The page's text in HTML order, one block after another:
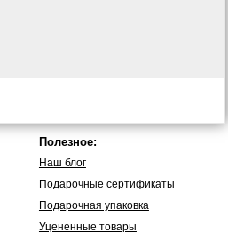
Полезное:
Наш блог
Подарочные сертификаты
Подарочная упаковка
Уцененные товары